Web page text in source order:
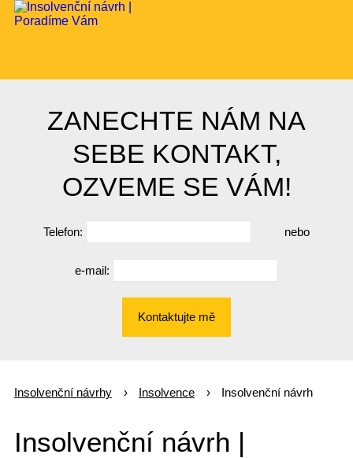
ZANECHTE NÁM NA
SEBE KONTAKT,
OZVEME SE VÁM!
Telefon: nebo
e-mail:
Kontaktujte mě
Insolvenční návrhy Insolvence Insolvenční návrh
Insolvenční návrh |